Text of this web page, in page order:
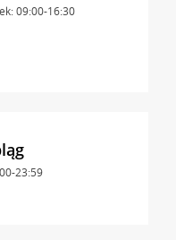
09:00-16:30
23:59